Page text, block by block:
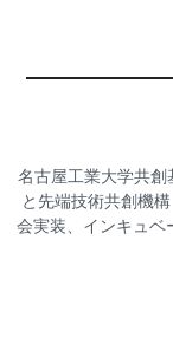
名古屋工業大学共創
と先端技術共創機
会実装、インキュベ